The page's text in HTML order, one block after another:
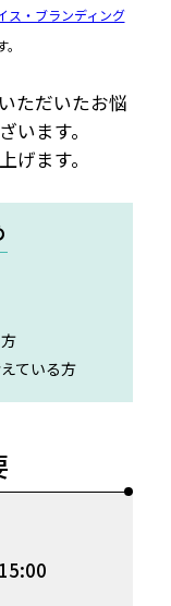
ス・ブランディング
ただいたお悩
います。
げます。
ている方